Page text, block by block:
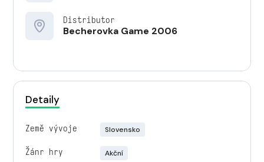
Distributor
Becherovka Game 2006
Detaily
Země vývoje Slovensko
Žánr hry Akční